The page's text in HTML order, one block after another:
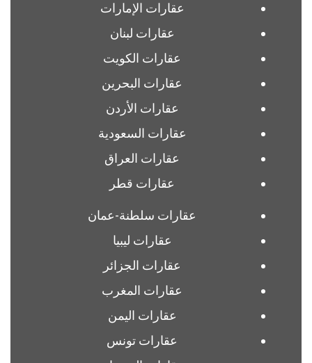
عقارات الإمارات
عقارات لبنان
عقارات الكويت
عقارات البحرين
عقارات الأردن
عقارات السعودية
عقارات العراق
عقارات قطر
عقارات سلطنة-عمان
عقارات ليبيا
عقارات الجزائر
عقارات المغرب
عقارات اليمن
عقارات تونس